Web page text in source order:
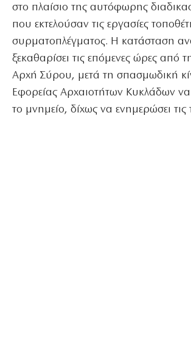
στο πλαίσιο της αυτόφωρης
που εκτελούσαν τις εργασίες
συρματοπλέγματος. Η κατάσταση
ξεκαθαρίσει τις επόμενες ώρες από
Αρχή Σύρου, μετά τη σπασμωδική
Εφορείας Αρχαιοτήτων Κυκλάδων να
το μνημείο, δίχως να ενημερώσει τις